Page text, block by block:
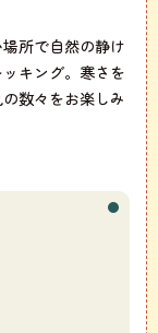
所で自然の静け
キング。寒さを
数々をお楽しみ